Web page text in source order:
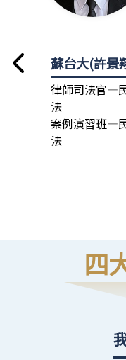
蘇台大(許景
律師司法官—
法
案例演習班—
法
四